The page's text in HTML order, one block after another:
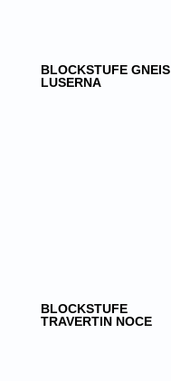
BLOCKSTUFE GNEIS
LUSERNA
BLOCKSTUFE
TRAVERTIN NOCE